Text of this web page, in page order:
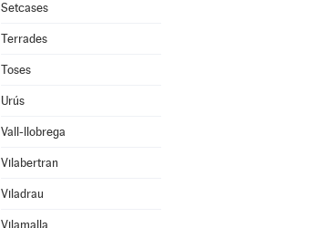
Setcases
Terrades
Toses
Urús
Vall-llobrega
Vilabertran
Viladrau
Vilamalla